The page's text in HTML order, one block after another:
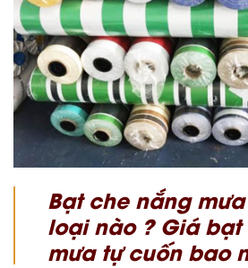
Bạt che nắng
loại nào ? Giá
mưa tự cuốn bao